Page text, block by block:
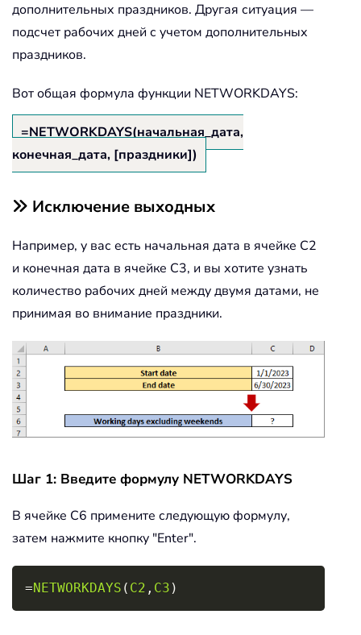
дополнительных праздников. Другая ситуация —
подсчет рабочих дней с учетом дополнительных
праздников.
Вот общая формула функции NETWORKDAYS:
=NETWORKDAYS(начальная_дата,
конечная_дата, [праздники])
Исключение выходных
Например, у вас есть начальная дата в ячейке C2
и конечная дата в ячейке C3, и вы хотите узнать
количество рабочих дней между двумя датами, не
принимая во внимание праздники.
Шаг 1: Введите формулу NETWORKDAYS
В ячейке C6 примените следующую формулу,
затем нажмите кнопку "Enter".
=NETWORKDAYS ( C2 , C3 )